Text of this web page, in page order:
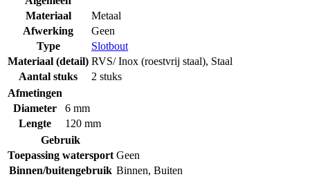
Materiaal
Metaal
Afwerking
Geen
Type
Slotbout
Materiaal (detail) RVS/ Inox (roestvrij staal), Staal
Aantal stuks
2 stuks
Afmetingen
Diameter
6 mm
Lengte
120 mm
Gebruik
Toepassing watersport Geen
Binnen/buitengebruik Binnen, Buiten